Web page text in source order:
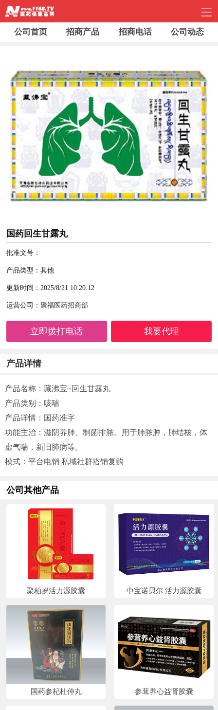
公司首页 招商产品 招商电话 公司动态
国药回生甘露丸
批准文号：
产品类型：其他
更新时间：2025/8/21 10:20:12
运营公司：聚福医药招商部
立即拨打电话 我要代理
产品详情
产品名称：藏沸宝~回生甘露丸
产品类别：咳喘
产品详情：国药准字
功能主治：滋阴养肺、制菌排脓。用于肺脓肿，肺结核，体
虚气喘，新旧肺病等。
模式：平台电销 私域社群搭销复购
公司其他产品
聚柏岁活力源胶囊 中宝诺贝尔 活力源胶囊
国药参杞杜仲丸 参茸养心益肾胶囊